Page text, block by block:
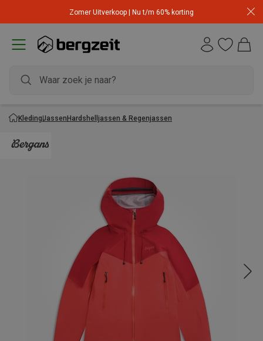
Zomer Uitverkoop | Nu t/m 60% korting
KledingJassenHardshelljassen & Regenjassen